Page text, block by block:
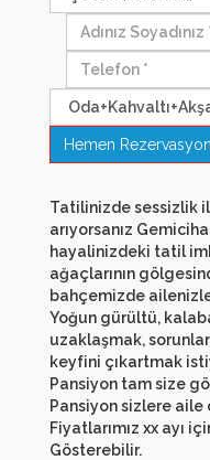
Tatilinizde sessizlik
arıyorsanız
hayalinizdeki tatil
ağaçlarının
bahçemizde
Yoğun gürültü,
uzaklaşmak,
keyfini çıkartmak
Pansiyon tam size
Pansiyon sizlere aile
Fiyatlarımız xx ayı
Gösterebilir.